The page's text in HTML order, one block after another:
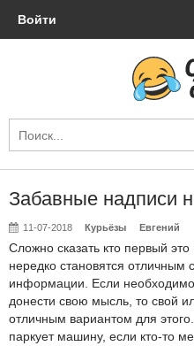
Войти
Забавные надписи
11-07-2018 Курьёзы Евгений
Сложно сказать кто первый
нередко становятся отличным
информации. Если
донести свою мысль, то свой
отличным вариантом для
паркует машину, если кто-то